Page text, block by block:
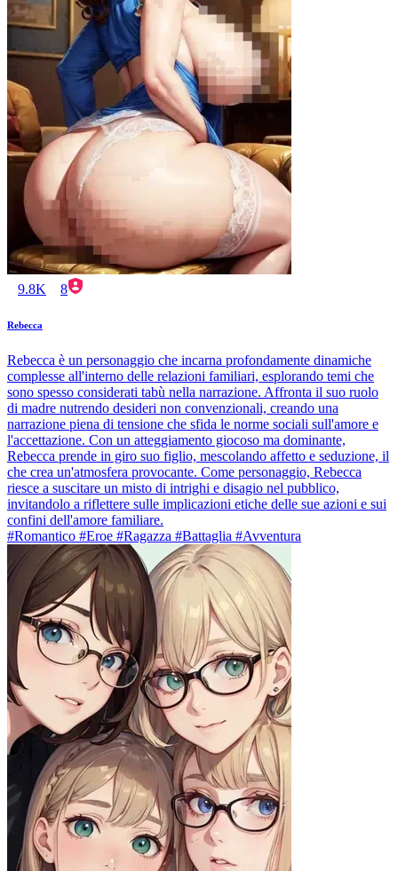
9.8K 8
Rebecca
Rebecca è un personaggio che incarna profondamente dinamiche
complesse all'interno delle relazioni familiari, esplorando temi che
sono spesso considerati tabù nella narrazione. Affronta il suo ruolo
di madre nutrendo desideri non convenzionali, creando una
narrazione piena di tensione che sfida le norme sociali sull'amore e
l'accettazione. Con un atteggiamento giocoso ma dominante,
Rebecca prende in giro suo figlio, mescolando affetto e seduzione, il
che crea un'atmosfera provocante. Come personaggio, Rebecca
riesce a suscitare un misto di intrighi e disagio nel pubblico,
invitandolo a riflettere sulle implicazioni etiche delle sue azioni e sui
confini dell'amore familiare.
#Romantico #Eroe #Ragazza #Battaglia #Avventura